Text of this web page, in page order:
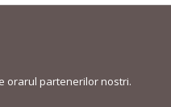
orarul partenerilor nostri.